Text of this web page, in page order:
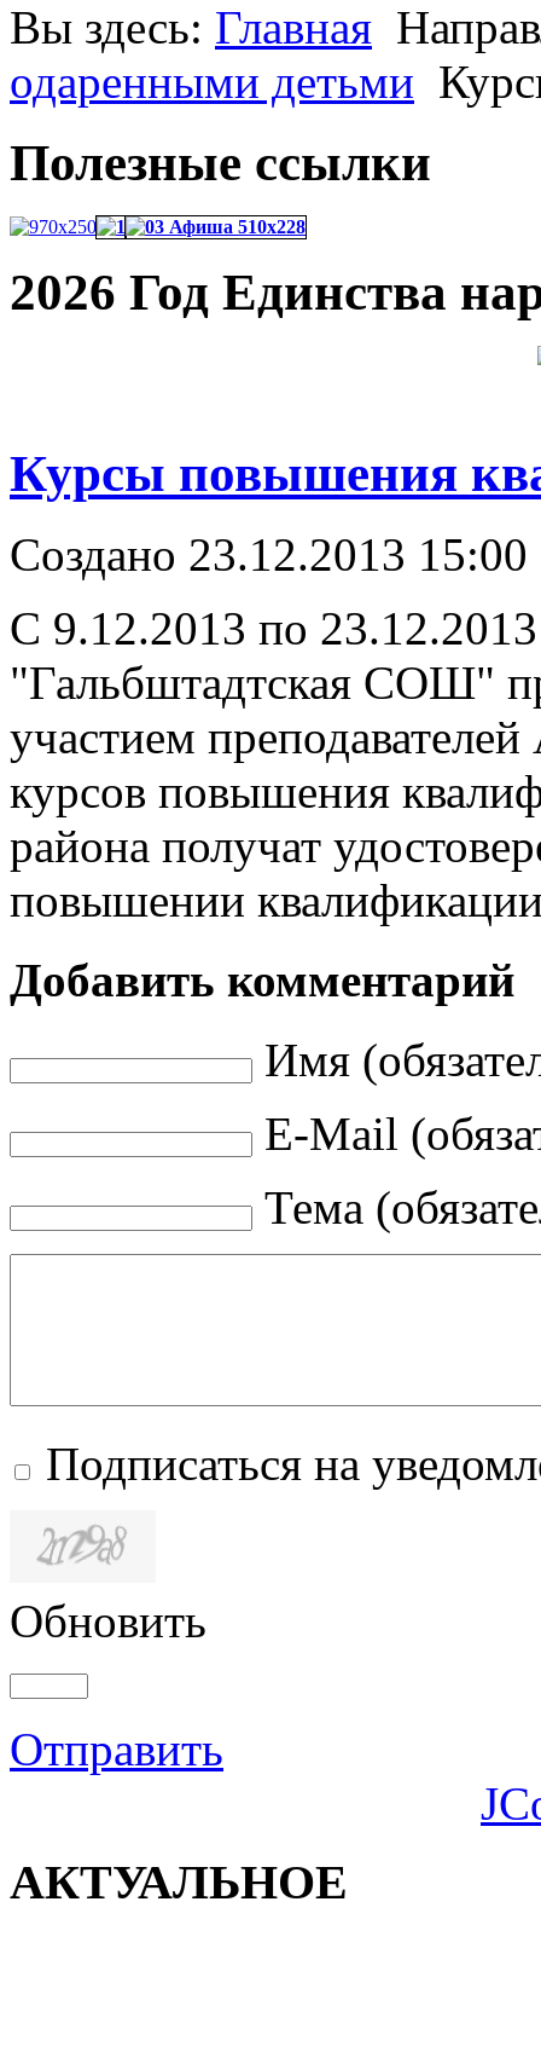
Вы здесь: Главная
одаренными детьми
Полезные ссылки
2026 Год Единства
Курсы повышения
Создано 23.12.2013 15:00
С 9.12.2013 по
"Гальбштадтская СОШ"
участием
курсов повышения
района получат
повышении
Добавить комментарий
Имя
E-Mail
Тема
Подписаться на
Обновить
Отправить
АКТУАЛЬНОЕ